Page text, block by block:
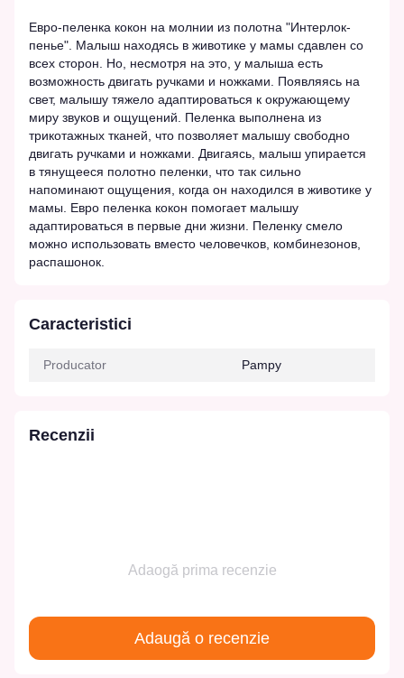
Евро-пеленка кокон на молнии из полотна "Интерлок-
пенье". Малыш находясь в животике у мамы сдавлен со
всех сторон. Но, несмотря на это, у малыша есть
возможность двигать ручками и ножками. Появляясь на
свет, малышу тяжело адаптироваться к окружающему
миру звуков и ощущений. Пеленка выполнена из
трикотажных тканей, что позволяет малышу свободно
двигать ручками и ножками. Двигаясь, малыш упирается
в тянущееся полотно пеленки, что так сильно
напоминают ощущения, когда он находился в животике у
мамы. Евро пеленка кокон помогает малышу
адаптироваться в первые дни жизни. Пеленку смело
можно использовать вместо человечков, комбинезонов,
распашонок.
Caracteristici
Producator Pampy
Recenzii
Adaogă prima recenzie
Adaugă o recenzie